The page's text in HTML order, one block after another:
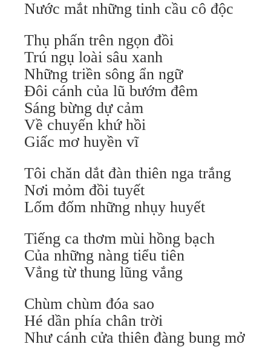
Nước mắt những tinh cầu cô độc
Thụ phấn trên ngọn đồi
Trú ngụ loài sâu xanh
Những triền sông ẩn ngữ
Đôi cánh của lũ bướm đêm
Sáng bừng dự cảm
Về chuyến khứ hồi
Giấc mơ huyền vĩ
Tôi chăn dắt đàn thiên nga trắng
Nơi mỏm đồi tuyết
Lốm đốm những nhụy huyết
Tiếng ca thơm mùi hồng bạch
Của những nàng tiểu tiên
Vẳng từ thung lũng vắng
Chùm chùm đóa sao
Hé dần phía chân trời
Như cánh cửa thiên đàng bung mở